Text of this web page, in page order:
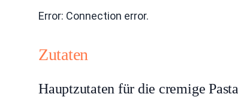
Error: Connection error.
Zutaten
Hauptzutaten für die cremige Pasta